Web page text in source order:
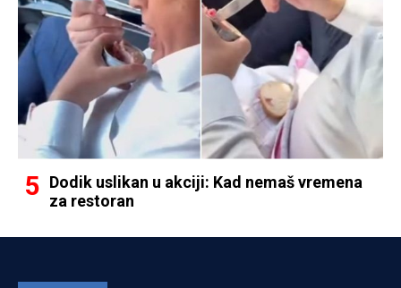
Dodik uslikan u akciji: Kad nemaš vremena
za restoran